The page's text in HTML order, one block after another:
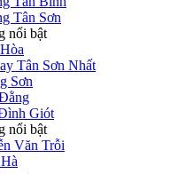
Tân Sơn
nổi bật
Tân Sơn Nhất
Sơn
Giót
nổi bật
Văn Trỗi